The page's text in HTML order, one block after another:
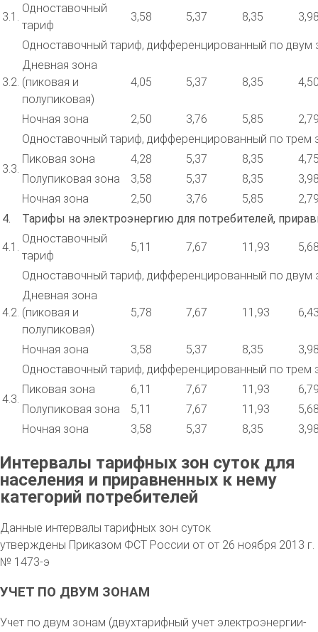
3.1.
Одноставочный
тариф
3,58 5,37 8,35
3.2.
Одноставочный тариф, дифференцированный по двум
Дневная зона
(пиковая и
полупиковая)
4,05 5,37 8,35
Ночная зона 2,50 3,76 5,85
3.3.
Одноставочный тариф, дифференцированный по трем
Пиковая зона
4,28 5,37 8,35
Полупиковая зона
3,58 5,37 8,35
Ночная зона
2,50 3,76 5,85
4.
Тарифы на электроэнергию для потребителей,
4.1.
Одноставочный
тариф
5,11 7,67 11,93
4.2.
Одноставочный тариф, дифференцированный по двум
Дневная зона
(пиковая и
полупиковая)
5,78 7,67 11,93
Ночная зона 3,58 5,37 8,35
4.3.
Одноставочный тариф, дифференцированный по трем
Пиковая зона
6,11 7,67 11,93
Полупиковая зона
5,11 7,67 11,93
Ночная зона
3,58 5,37 8,35
Интервалы тарифных зон суток для
населения и приравненных к нему
категорий потребителей
Данные интервалы тарифных зон суток
утверждены Приказом ФСТ России от от 26 ноября 2013 г.
№ 1473-э
УЧЕТ ПО ДВУМ ЗОНАМ
Учет по двум зонам (двухтарифный учет электроэнергии-